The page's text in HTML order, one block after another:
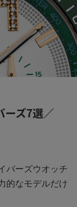
ーズ7選／
バーズウオッチ
的なモデルだけ